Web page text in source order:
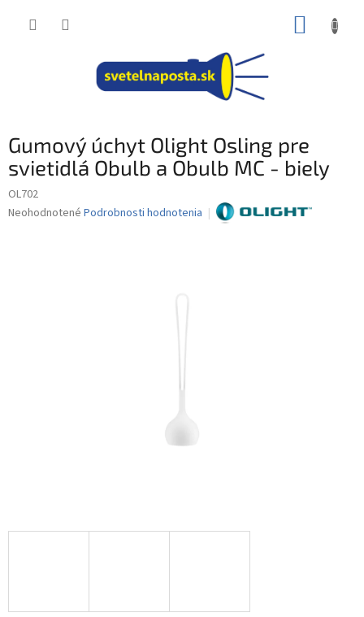
Gumový úchyt Olight Osling pre
svietidlá Obulb a Obulb MC - biely
OL702
Priemerné
Neohodnotené Podrobnosti hodnotenia